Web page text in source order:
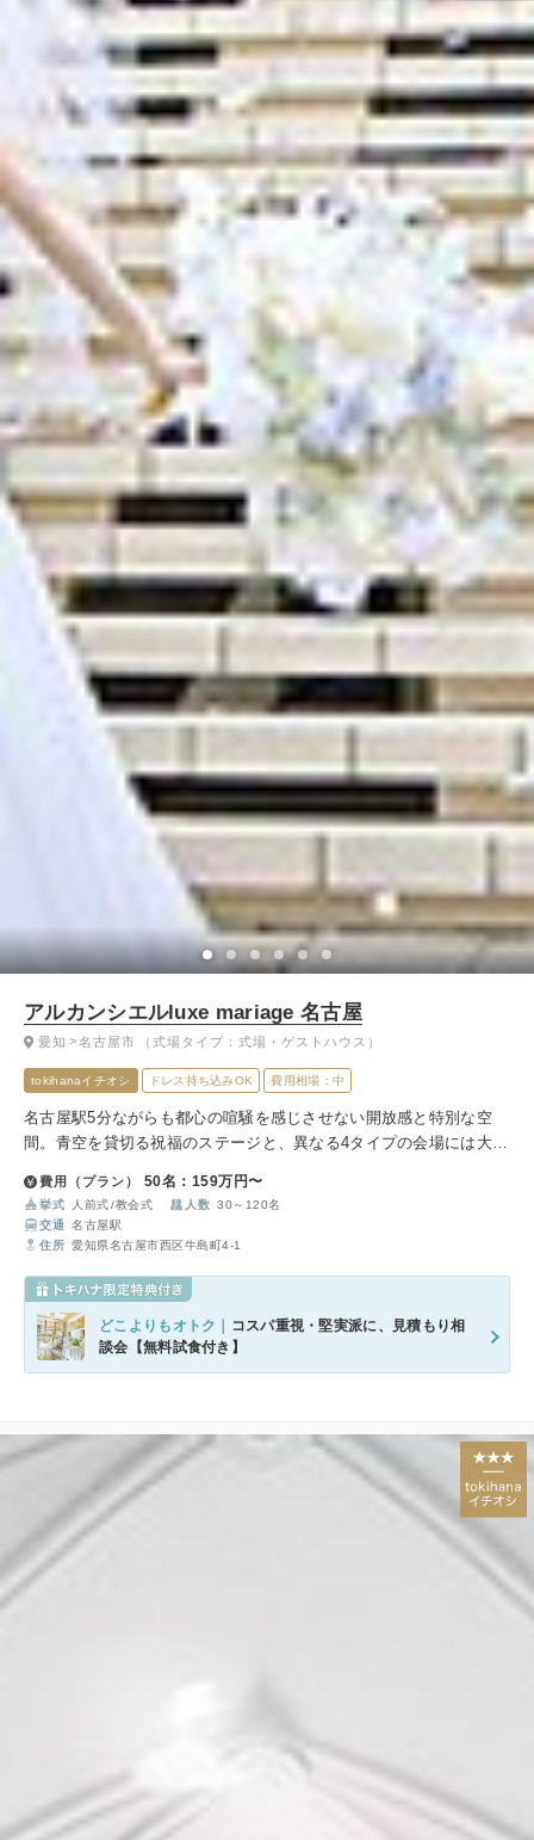
アルカンシエルluxe mariage 名古屋
tokihanaイチオシ ドレス持ち込みOK 費用相場：中
名古屋駅5分ながらも都心の喧騒を感じさせない開放感と特別な空
間。青空を貸切る祝福のステージと、異なる4タイプの会場には大階
わえます。
愛知 名古屋市 （式場タイプ：式場・ゲストハウス）
費用（プラン） 50名：159万円〜
挙式 人前式 教会式 人数 30～120名
交通
名古屋駅
住所 愛知県名古屋市西区牛島町4-1
どこよりもオトク｜ コスパ重視・堅実派に、見積もり相
談会【無料試食付き】